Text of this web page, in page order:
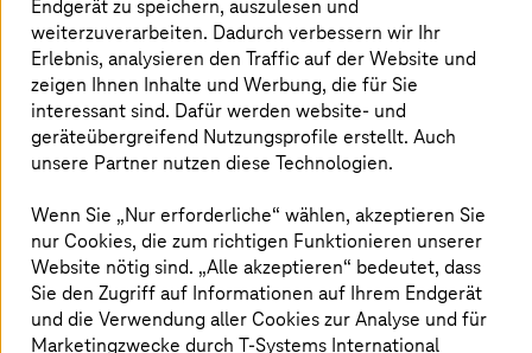
Viele Sicherheitsarchitekturen im öffentlichen Sektor
Endgerät zu speichern, auszulesen und
weiterzuverarbeiten. Dadurch verbessern wir Ihr
Erlebnis, analysieren den Traffic auf der Website und
zeigen Ihnen Inhalte und Werbung, die für Sie
interessant sind. Dafür werden website- und
geräteübergreifend Nutzungsprofile erstellt. Auch
unsere Partner nutzen diese Technologien.
Wenn Sie „Nur erforderliche“ wählen, akzeptieren Sie
nur Cookies, die zum richtigen Funktionieren unserer
Website nötig sind. „Alle akzeptieren“ bedeutet, dass
Sie den Zugriff auf Informationen auf Ihrem Endgerät
und die Verwendung aller Cookies zur Analyse und für
Marketingzwecke durchT-Systems International